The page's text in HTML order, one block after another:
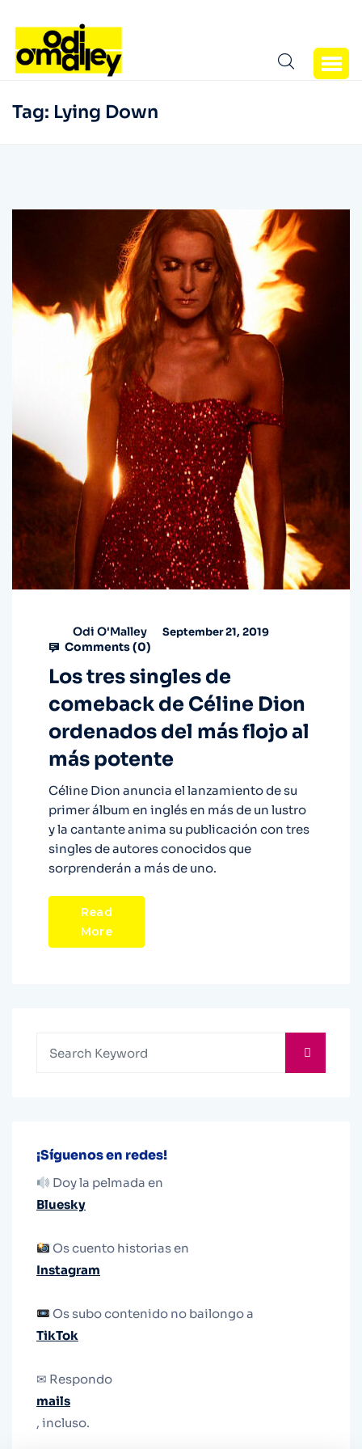
Tag: Lying Down
Odi O'Malley September 21, 2019
Comments (0)
Los tres singles de
comeback de Céline Dion
ordenados del más flojo al
más potente
Céline Dion anuncia el lanzamiento de su
primer álbum en inglés en más de un lustro
y la cantante anima su publicación con tres
singles de autores conocidos que
sorprenderán a más de uno.
Read
More
¡Síguenos en redes!
Doy la pelmada en
Bluesky
Os cuento historias en
Instagram
Os subo contenido no bailongo a
TikTok
✉ Respondo
mails
, incluso.